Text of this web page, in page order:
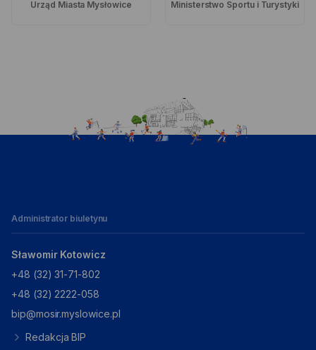
Urząd Miasta Mysłowice Ministerstwo Sportu i Turystyki
Administrator biuletynu
Sławomir Kotowicz
+48 (32) 31-71-802
+48 (32) 2222-058
bip@mosir.myslowice.pl
Redakcja BIP